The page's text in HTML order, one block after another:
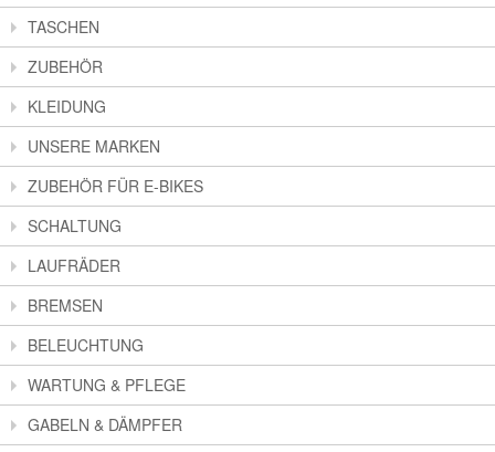
TASCHEN
ZUBEHÖR
KLEIDUNG
UNSERE MARKEN
ZUBEHÖR FÜR E-BIKES
SCHALTUNG
LAUFRÄDER
BREMSEN
BELEUCHTUNG
WARTUNG & PFLEGE
GABELN & DÄMPFER